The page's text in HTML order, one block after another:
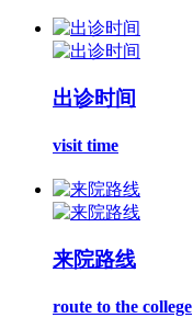
出诊时间
visit time
来院路线
route to the college